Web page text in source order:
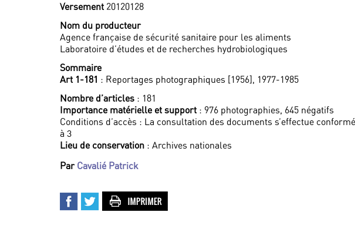
Versement 20120128
Nom du producteur
Agence française de sécurité sanitaire pour les aliments
Laboratoire d’études et de recherches hydrobiologiques
Sommaire
Art 1-181 : Reportages photographiques [1956], 1977-1985
Nombre d’articles : 181
Importance matérielle et support: 976 photographies, 645 négatifs
Conditions d’accès : La consultation des documents s’effectue
à 3
Lieu de conservation : Archives nationales
Par Cavalié Patrick